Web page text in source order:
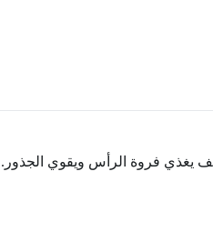
يغذي فروة الرأس ويقوي الجذور.